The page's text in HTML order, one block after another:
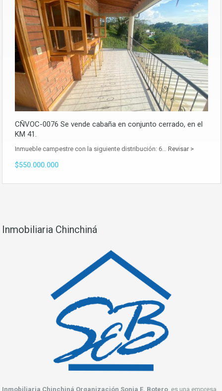
CÑVOC-0076 Se vende cabaña en conjunto cerrado, en el
KM 41.
Inmueble campestre con la siguiente distribución: 6… Revisar >
$550.000.000
Inmobiliaria Chinchiná
Inmobiliaria Chinchiná Organización Sonia E. Botero , es una empresa